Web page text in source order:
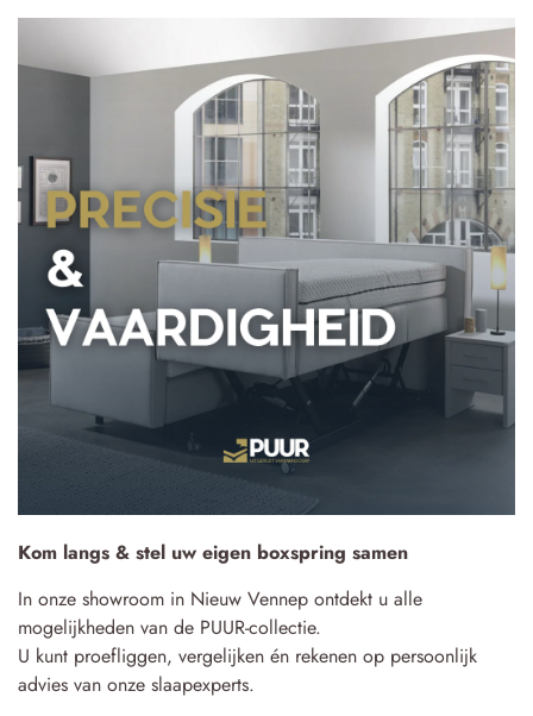
Kom langs & stel uw eigen boxspring samen
In onze showroom in Nieuw Vennep ontdekt u alle
mogelijkheden van de PUUR-collectie.
U kunt proefliggen, vergelijken én rekenen op persoonlijk
advies van onze slaapexperts.